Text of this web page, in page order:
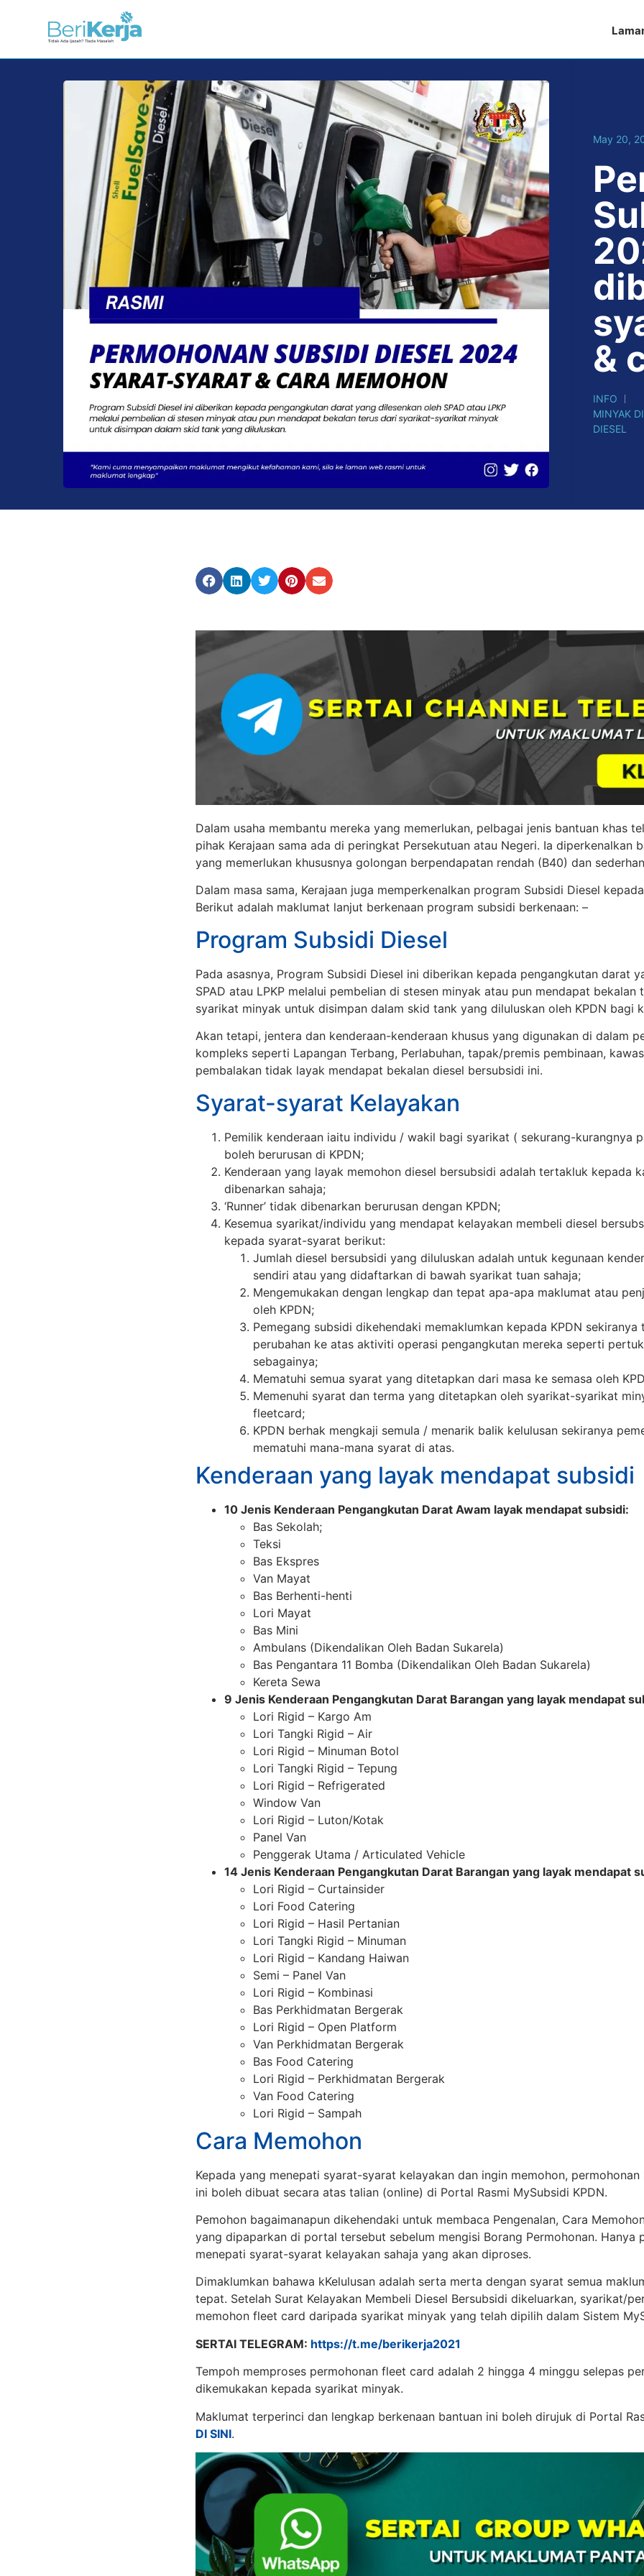
May 20,
&
INFO
MINYAK
DIESEL
Dalam usaha membantu mereka yang memerlukan, pelbagai jenis bantuan khas
pihak Kerajaan sama ada di peringkat Persekutuan atau Negeri. Ia diperkenalkan
yang memerlukan khususnya golongan berpendapatan rendah (B40) dan
Dalam masa sama, Kerajaan juga memperkenalkan program Subsidi Diesel
Berikut adalah maklumat lanjut berkenaan program subsidi berkenaan: –
Program Subsidi Diesel
Pada asasnya, Program Subsidi Diesel ini diberikan kepada pengangkutan darat
SPAD atau LPKP melalui pembelian di stesen minyak atau pun mendapat
syarikat minyak untuk disimpan dalam skid tank yang diluluskan oleh KPDN bagi
Akan tetapi, jentera dan kenderaan-kenderaan khusus yang digunakan di dalam
kompleks seperti Lapangan Terbang, Perlabuhan, tapak/premis pembinaan,
pembalakan tidak layak mendapat bekalan diesel bersubsidi ini.
Syarat-syarat Kelayakan
Pemilik kenderaan iaitu individu / wakil bagi syarikat ( sekurang-kurangnya
boleh berurusan di KPDN;
Kenderaan yang layak memohon diesel bersubsidi adalah tertakluk kepada
dibenarkan sahaja;
‘Runner’ tidak dibenarkan berurusan dengan KPDN;
Kesemua syarikat/individu yang mendapat kelayakan membeli diesel
kepada syarat-syarat berikut:
Jumlah diesel bersubsidi yang diluluskan adalah untuk kegunaan
sendiri atau yang didaftarkan di bawah syarikat tuan sahaja;
Mengemukakan dengan lengkap dan tepat apa-apa maklumat atau
oleh KPDN;
Pemegang subsidi dikehendaki memaklumkan kepada KPDN sekiranya
perubahan ke atas aktiviti operasi pengangkutan mereka seperti
sebagainya;
Mematuhi semua syarat yang ditetapkan dari masa ke semasa oleh
Memenuhi syarat dan terma yang ditetapkan oleh syarikat-syarikat
fleetcard;
KPDN berhak mengkaji semula / menarik balik kelulusan sekiranya
mematuhi mana-mana syarat di atas.
Kenderaan yang layak mendapat subsidi
10 Jenis Kenderaan Pengangkutan Darat Awam layak mendapat subsidi:
Bas Sekolah;
Teksi
Bas Ekspres
Van Mayat
Bas Berhenti-henti
Lori Mayat
Bas Mini
Ambulans (Dikendalikan Oleh Badan Sukarela)
Bas Pengantara 11 Bomba (Dikendalikan Oleh Badan Sukarela)
Kereta Sewa
9 Jenis Kenderaan Pengangkutan Darat Barangan yang layak mendapat
Lori Rigid – Kargo Am
Lori Tangki Rigid – Air
Lori Rigid – Minuman Botol
Lori Tangki Rigid – Tepung
Lori Rigid – Refrigerated
Window Van
Lori Rigid – Luton/Kotak
Panel Van
Penggerak Utama / Articulated Vehicle
14 Jenis Kenderaan Pengangkutan Darat Barangan yang layak mendapat
Lori Rigid – Curtainsider
Lori Food Catering
Lori Rigid – Hasil Pertanian
Lori Tangki Rigid – Minuman
Lori Rigid – Kandang Haiwan
Semi – Panel Van
Lori Rigid – Kombinasi
Bas Perkhidmatan Bergerak
Lori Rigid – Open Platform
Van Perkhidmatan Bergerak
Bas Food Catering
Lori Rigid – Perkhidmatan Bergerak
Van Food Catering
Lori Rigid – Sampah
Cara Memohon
Kepada yang menepati syarat-syarat kelayakan dan ingin memohon, permohonan
ini boleh dibuat secara atas talian (online) di Portal Rasmi MySubsidi KPDN.
Pemohon bagaimanapun dikehendaki untuk membaca Pengenalan, Cara
yang dipaparkan di portal tersebut sebelum mengisi Borang Permohonan. Hanya
menepati syarat-syarat kelayakan sahaja yang akan diproses.
Dimaklumkan bahawa kKelulusan adalah serta merta dengan syarat semua
tepat. Setelah Surat Kelayakan Membeli Diesel Bersubsidi dikeluarkan, syarikat/
memohon fleet card daripada syarikat minyak yang telah dipilih dalam Sistem
SERTAI TELEGRAM: https://t.me/berikerja2021
Tempoh memproses permohonan fleet card adalah 2 hingga 4 minggu selepas
dikemukakan kepada syarikat minyak.
Maklumat terperinci dan lengkap berkenaan bantuan ini boleh dirujuk di Portal
DI SINI.